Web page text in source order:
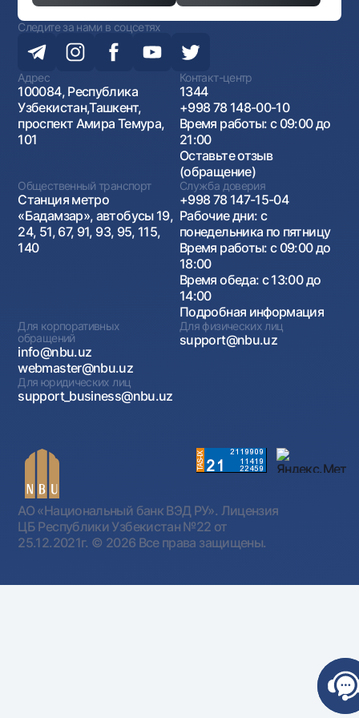
Следите за нами в соцсетях
Адрес
100084, Республика
Узбекистан,Ташкент,
проспект Амира Темура,
101
Контакт-центр
1344
+998 78 148-00-10
Время работы: с 09:00 до
21:00
Оставьте отзыв
(обращение)
Общественный транспорт
Станция метро
«Бадамзар», автобусы 19,
24, 51, 67, 91, 93, 95, 115,
140
Служба доверия
+998 78 147-15-04
Рабочие дни: с
понедельника по пятницу
Время работы: с 09:00 до
18:00
Время обеда: с 13:00 до
14:00
Подробная информация
Для корпоративных
обращений
info@nbu.uz
webmaster@nbu.uz
Для физических лиц
support@nbu.uz
Для юридических лиц
support_business@nbu.uz
АО «Национальный банк ВЭД РУ». Лицензия
ЦБ Республики Узбекистан №22 от
25.12.2021г. © 2026 Все права защищены.